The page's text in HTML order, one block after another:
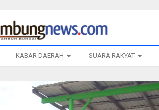
KABAR DAERAH SUARA RAKYAT